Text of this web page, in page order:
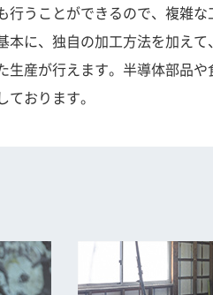
行うことができるので、複雑
本に、独自の加工方法を加え
生産が行えます。半導体部品
おります。